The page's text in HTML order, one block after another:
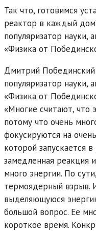
Так что, готовимся
реактор в каждый
популяризатор науки,
«Физика от
Дмитрий Побединский
популяризатор науки,
«Физика от
«Многие считают, что
потому что очень
фокусируются на
которой запускается
замедленная реакция
много энергии. По
термоядерный взрыв.
выделяющуюся
большой вопрос. Ее
короткое время.